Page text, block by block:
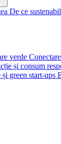
De ce
verde
și consum
green start-ups